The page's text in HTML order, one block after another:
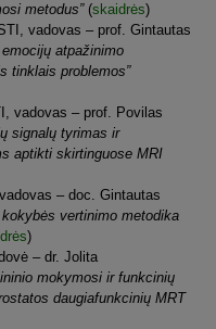
metodus”(skaidrės)
vadovas – prof. Gintautas
emocijų atpažinimo
tinklais problemos”
vadovas – prof. Povilas
signalų tyrimas ir
aptikti skirtinguose MRI
– doc. Gintautas
kokybės vertinimo metodika
)
– dr. Jolita
mokymosi ir funkcinių
daugiafunkcinių MRT